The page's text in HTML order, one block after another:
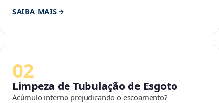
SAIBA MAIS
02
Limpeza de Tubulação de Esgoto
Acúmulo interno prejudicando o escoamento?